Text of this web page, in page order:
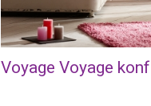
Voyage Voyage